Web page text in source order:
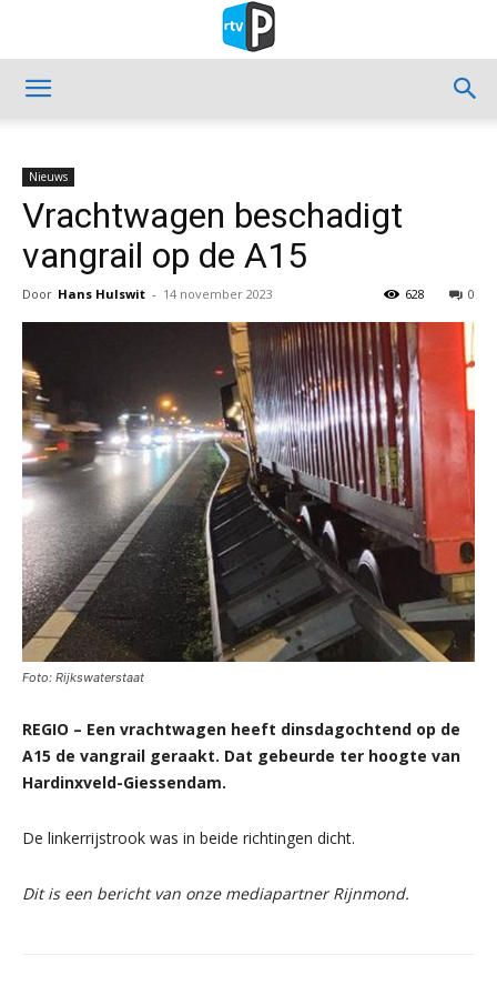
Nieuws
Vrachtwagen beschadigt
vangrail op de A15
Door Hans Hulswit - 14 november 2023 0
628
Foto: Rijkswaterstaat
REGIO – Een vrachtwagen heeft dinsdagochtend op de
A15 de vangrail geraakt. Dat gebeurde ter hoogte van
Hardinxveld-Giessendam.
De linkerrijstrook was in beide richtingen dicht.
Dit is een bericht van onze mediapartner Rijnmond.